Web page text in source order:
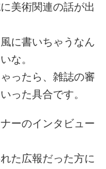
美術関連の話が出
に書いちゃうなん
な。
ったら、雑誌の審
った具合です。
ーのインタビュー
た広報だった方に